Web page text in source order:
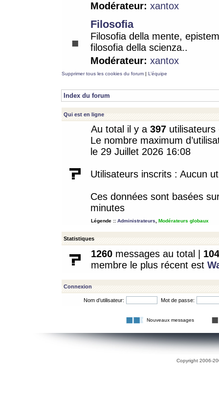
Modérateur: xantox
Filosofia
Filosofia della mente,
filosofia della scienza..
Modérateur: xantox
Supprimer tous les cookies du forum | L’équipe
Index du forum
Qui est en ligne
Au total il y a 397
Le nombre maximum
le 29 Juillet 2026 16:08
Utilisateurs inscrits : Aucun
Ces données sont basées
minutes
Légende :: Administrateurs Modérateurs globaux
Statistiques
1260 messages au total | 104
membre le plus récent est
Connexion
Nom d’utilisateur: Mot de passe:
Nouveaux messages
Copyright 2006-